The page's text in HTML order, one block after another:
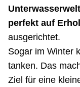
perfekt auf
ausgerichtet.
Sogar im Winter
tanken. Das
Ziel für eine